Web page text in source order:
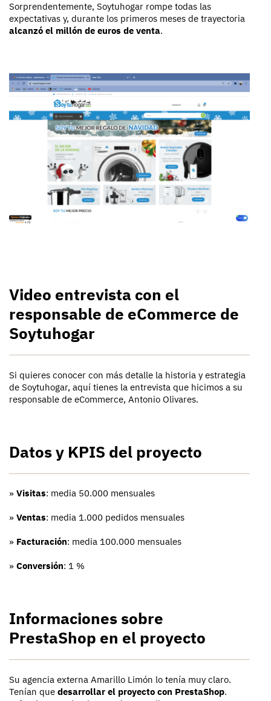
Sorprendentemente, Soytuhogar rompe todas las
expectativas y, durante los primeros meses de trayectoria
alcanzó el millón de euros de venta.
Video entrevista con el
responsable de eCommerce de
Soytuhogar
Si quieres conocer con más detalle la historia y estrategia
de Soytuhogar, aquí tienes la entrevista que hicimos a su
responsable de eCommerce, Antonio Olivares.
Datos y KPIS del proyecto
» Visitas: media 50.000 mensuales
» Ventas: media 1.000 pedidos mensuales
» Facturación: media 100.000 mensuales
» Conversión: 1 %
Informaciones sobre
PrestaShop en el proyecto
Su agencia externa Amarillo Limón lo tenía muy claro.
Tenían que desarrollar el proyecto con PrestaShop.